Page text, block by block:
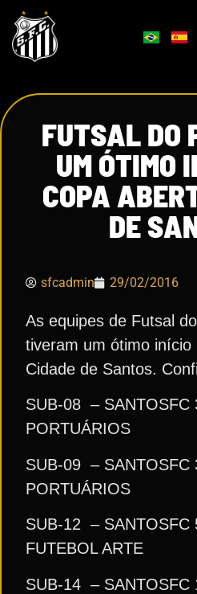
FUTSAL DO
UM ÓTIMO
COPA
DE
sfcadmin 29/02/2016
As equipes de Futsal
tiveram um ótimo início
Cidade de Santos.
SUB-08 – SANTOSFC
PORTUÁRIOS
SUB-09 – SANTOSFC
PORTUÁRIOS
SUB-12 – SANTOSFC
FUTEBOL ARTE
SUB-14 – SANTOSFC